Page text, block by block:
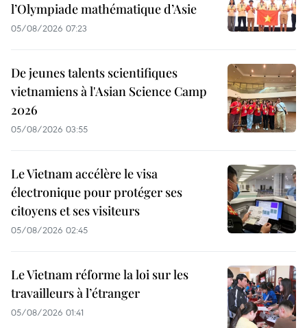
l’Olympiade mathématique d’Asie
05/08/2026 07:23
De jeunes talents scientifiques
vietnamiens à l'Asian Science Camp
2026
05/08/2026 03:55
Le Vietnam accélère le visa
électronique pour protéger ses
citoyens et ses visiteurs
05/08/2026 02:45
Le Vietnam réforme la loi sur les
travailleurs à l’étranger
05/08/2026 01:41